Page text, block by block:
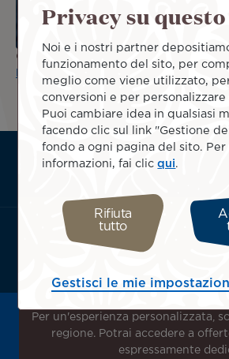
Condizioni generali di trasporto
Clicca qui per leggere le
ATN:
Informazioni su di noi
Termini e condizioni
Scarica l'app di Air
Iscriviti alla nostra newsletter per
notizie!
Ricevi per primo tutte le nostre
Per un'esperienza personalizzata,
regione. Potrai accedere a
espressamente
Privacy su
Noi e i nostri partner
funzionamento del sito, per
meglio come viene utilizzato,
conversioni e per personalizzare
Puoi cambiare idea in qualsiasi
facendo clic sul link "Gestione
fondo a ogni pagina del sito.
informazioni, fai clicqui
Rifiuta
tutto
Gestisci le mie